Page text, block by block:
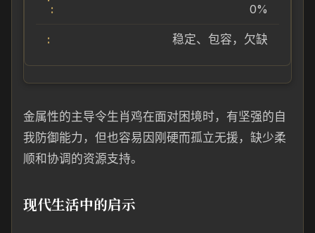
0%
稳定、包容，欠缺
金属性的主导令生肖鸡在面对困境时，有坚强的自
我防御能力，但也容易因刚硬而孤立无援，缺少柔
顺和协调的资源支持。
现代生活中的启示